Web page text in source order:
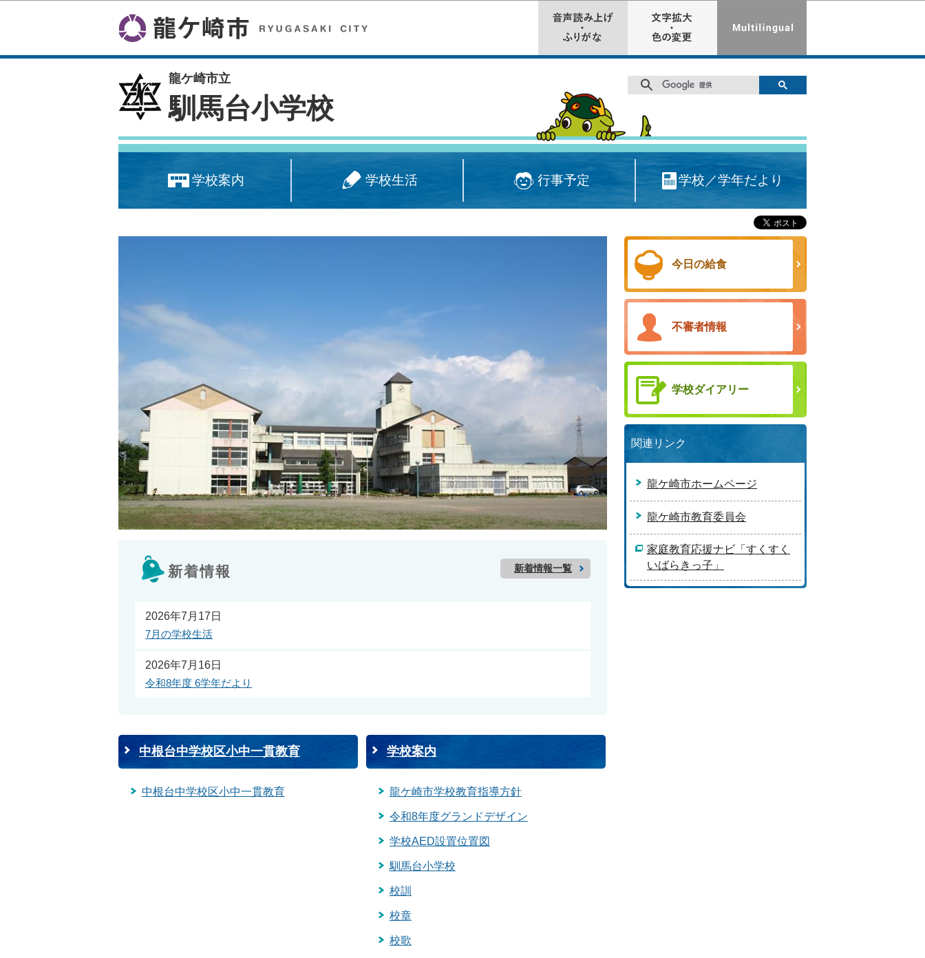
龍ケ崎市立
馴馬台小学校
学校案内 学校生活 行事予定 学校／学年だより
新着情報 新着情報一覧
2026年7月17日
7月の学校生活
2026年7月16日
令和8年度 6学年だより
中根台中学校区小中一貫教育
中根台中学校区小中一貫教育
学校案内
龍ケ崎市学校教育指導方針
令和8年度グランドデザイン
学校AED設置位置図
馴馬台小学校
校訓
校章
校歌
今日の給食
不審者情報
学校ダイアリー
関連リンク
龍ケ崎市ホームページ
龍ケ崎市教育委員会
家庭教育応援ナビ「すくすく
いばらきっ子」